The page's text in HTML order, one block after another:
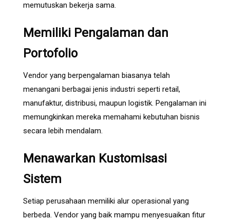
memutuskan bekerja sama.
Memiliki Pengalaman dan
Portofolio
Vendor yang berpengalaman biasanya telah
menangani berbagai jenis industri seperti retail,
manufaktur, distribusi, maupun logistik. Pengalaman ini
memungkinkan mereka memahami kebutuhan bisnis
secara lebih mendalam.
Menawarkan Kustomisasi
Sistem
Setiap perusahaan memiliki alur operasional yang
berbeda. Vendor yang baik mampu menyesuaikan fitur